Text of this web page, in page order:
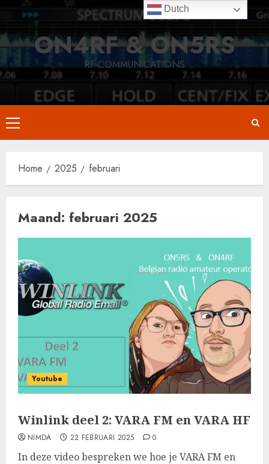
content ON4RF & ON5RS
RF-COMMUNICATIONS
Primary
Menu
Home 2025 februari
Maand: februari 2025
Youtube
Winlink deel 2: VARA FM en VARA HF
NIMDA 22 FEBRUARI 2025 0
In deze video bespreken we hoe je VARA FM en
Dutch